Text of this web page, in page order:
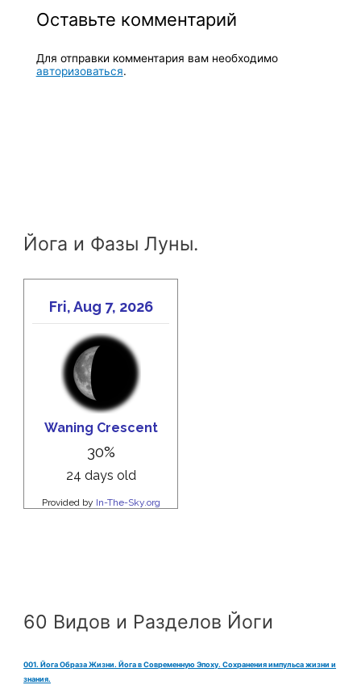
Оставьте комментарий
Для отправки комментария вам необходимо
авторизоваться.
Йога и Фазы Луны.
60 Видов и Разделов Йоги
001. Йога Образа Жизни. Йога в Современную Эпоху. Сохранения импульса жизни и
знания.